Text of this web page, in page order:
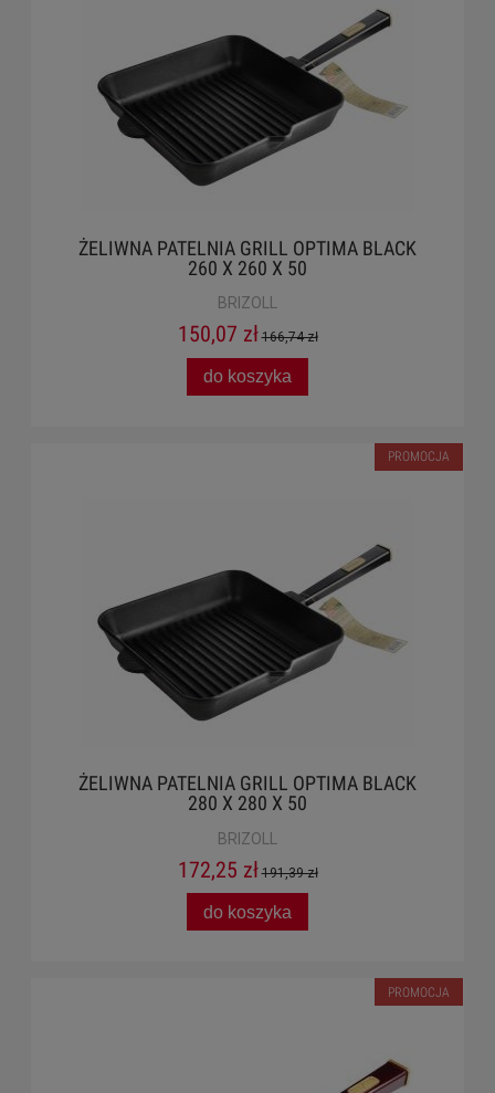
ŻELIWNA PATELNIA GRILL OPTIMA BLACK
260 X 260 X 50
BRIZOLL
150,07 zł 166,74 zł
do koszyka
ŻELIWNA PATELNIA GRILL OPTIMA BLACK
280 X 280 X 50
BRIZOLL
172,25 zł 191,39 zł
do koszyka
PROMOCJA
PROMOCJA